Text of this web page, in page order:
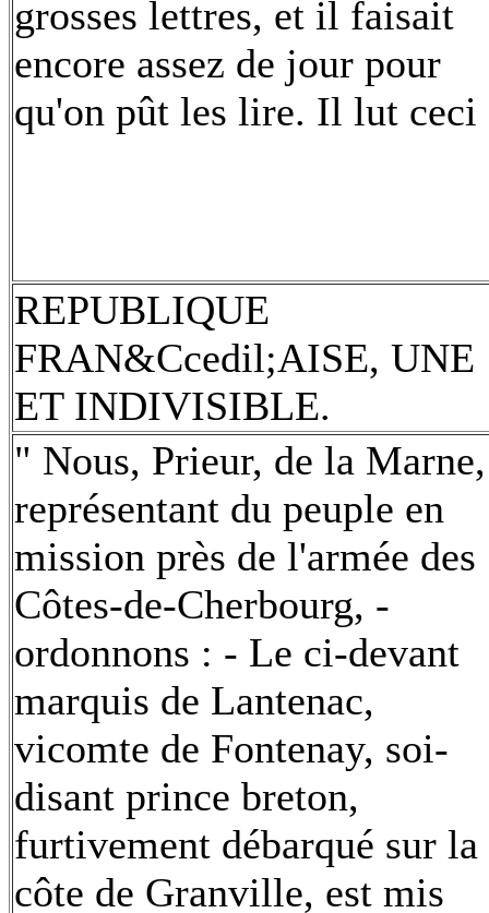
grosses lettres, et il faisait
encore assez de jour pour
qu'on pût les lire. Il lut ceci
REPUBLIQUE
FRAN&Сcedil;AISE, UNE
ET INDIVISIBLE.
" Nous, Prieur, de la Marne,
représentant du peuple en
mission près de l'armée des
Côtes-de-Cherbourg, -
ordonnons : - Le ci-devant
marquis de Lantenac,
vicomte de Fontenay, soi-
disant prince breton,
furtivement débarqué sur la
côte de Granville, est mis